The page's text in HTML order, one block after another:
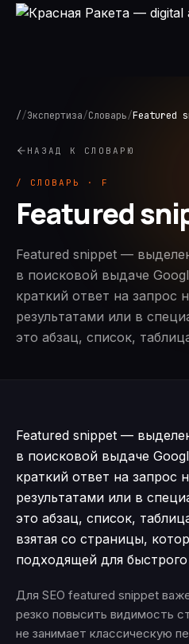
//Экспертиза/Словарь/Featured
НАЗАД К СЛОВАРЮ
/ СЛОВАРЬ · F
Featured
Featured snippet —
в поисковой выдаче
краткий ответ на запрос
результатами или в
это абзац, список,
Featured snippet —
в поисковой выдаче
краткий ответ на запрос
результатами или в
это абзац, список,
взятая со страницы,
подходящей для быстрого
Для SEO featured snippet
резко повысить видимость
не занимает классическую